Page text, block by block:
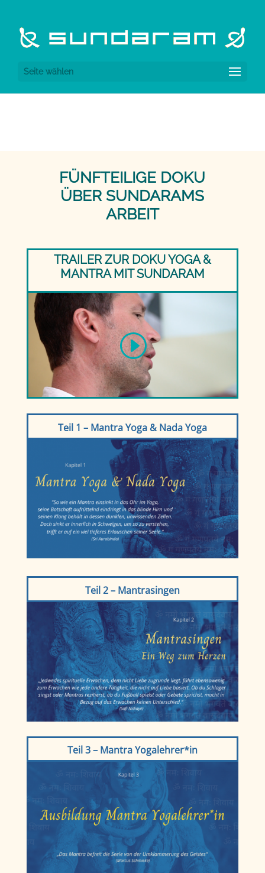
Seite wählen
FÜNFTEILIGE DOKU
ÜBER SUNDARAMS
ARBEIT
TRAILER ZUR DOKU YOGA &
MANTRA MIT SUNDARAM
Teil 1 – Mantra Yoga & Nada Yoga
Teil 2 – Mantrasingen
Teil 3 – Mantra Yogalehrer*in